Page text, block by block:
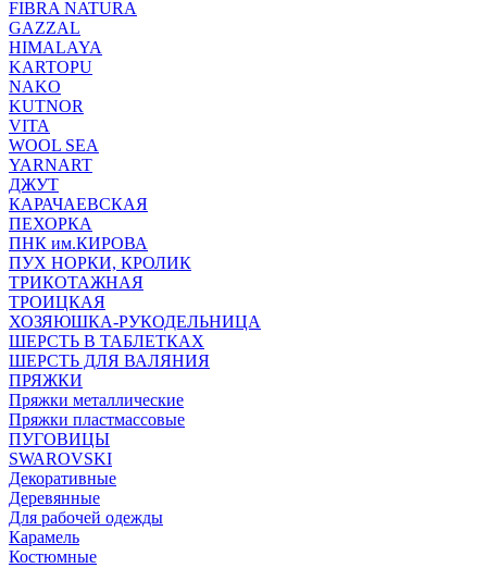
FIBRA NATURA
GAZZAL
HIMALAYA
KARTOPU
NAKO
KUTNOR
VITA
WOOL SEA
YARNART
ДЖУТ
КАРАЧАЕВСКАЯ
ПЕХОРКА
ПНК им.КИРОВА
ПУХ НОРКИ, КРОЛИК
ТРИКОТАЖНАЯ
ТРОИЦКАЯ
ХОЗЯЮШКА-РУКОДЕЛЬНИЦА
ШЕРСТЬ В ТАБЛЕТКАХ
ШЕРСТЬ ДЛЯ ВАЛЯНИЯ
ПРЯЖКИ
Пряжки металлические
Пряжки пластмассовые
ПУГОВИЦЫ
SWAROVSKI
Декоративные
Деревянные
Для рабочей одежды
Карамель
Костюмные